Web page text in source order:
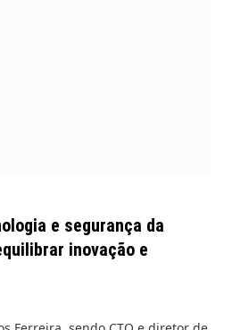
e segurança da
inovação e